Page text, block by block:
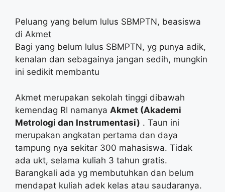
Peluang yang belum lulus SBMPTN, beasiswa
di Akmet
Bagi yang belum lulus SBMPTN, yg punya adik,
kenalan dan sebagainya jangan sedih, mungkin
ini sedikit membantu
Akmet merupakan sekolah tinggi dibawah
kemendag RI namanya Akmet (Akademi
Metrologi dan Instrumentasi) . Taun ini
merupakan angkatan pertama dan daya
tampung nya sekitar 300 mahasiswa. Tidak
ada ukt, selama kuliah 3 tahun gratis.
Barangkali ada yg membutuhkan dan belum
mendapat kuliah adek kelas atau saudaranya.